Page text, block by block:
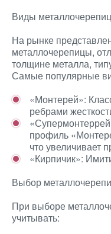
Виды
На рынке
металлочерепицы,
толщине металла,
Самые популярные
«Монтерей»:
ребрами
профиль
что увеличивает
«Кирпичик»:
Выбор
При выборе
учитывать: